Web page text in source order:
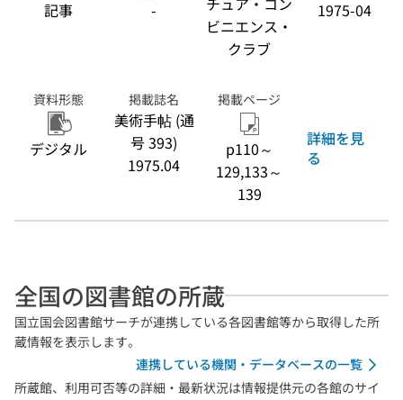
記事 -
ビニエンス・
クラブ
1975-04
資料形態
デジタル
掲載誌名
美術手帖 (通
号 393)
1975.04
掲載ページ
p110～
129,133～
139
詳細を見
る
全国の図書館の所蔵
国立国会図書館サーチが連携している各図書館等から取得した所
蔵情報を表示します。
連携している機関・データベースの一覧
所蔵館、利用可否等の詳細・最新状況は情報提供元の各館のサイ